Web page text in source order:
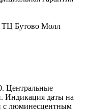
ТЦ Бутово Молл
Центральные
Индикация даты на
с люминесцентным